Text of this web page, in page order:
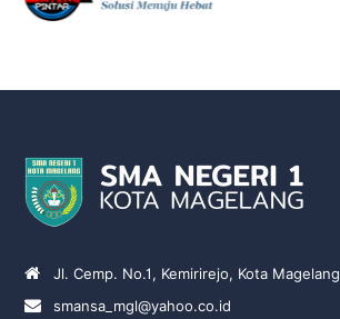
Jl. Cemp. No.1, Kemirirejo, Kota Magelang
smansa_mgl@yahoo.co.id